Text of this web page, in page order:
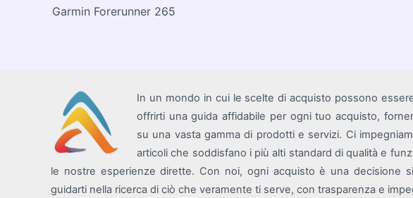
articoli
Garmin Forerunner 265
In un mondo in cui le scelte di acquisto possono
offrirti una guida affidabile per ogni tuo acquisto,
su una vasta gamma di prodotti e servizi. Ci
articoli che soddisfano i più alti standard di qualità e
le nostre esperienze dirette. Con noi, ogni acquisto è una decisione
guidarti nella ricerca di ciò che veramente ti serve, con trasparenza e